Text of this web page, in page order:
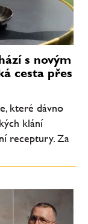
s novým
cesta přes
které dávno
klání
receptury. Za